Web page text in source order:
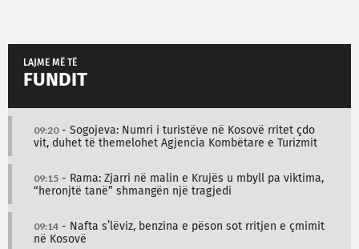
LAJME MË TË
FUNDIT
09:20- Sogojeva: Numri i turistëve në Kosovë rritet çdo
vit, duhet të themelohet Agjencia Kombëtare e Turizmit
09:15 - Rama: Zjarri në malin e Krujës u mbyll pa viktima,
“heronjtë tanë” shmangën një tragjedi
09:14 - Nafta s’lëviz, benzina e pëson sot rritjen e çmimit
në Kosovë